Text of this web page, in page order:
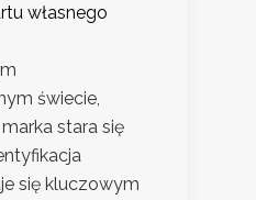
własnego
świecie,
stara się
się kluczowym